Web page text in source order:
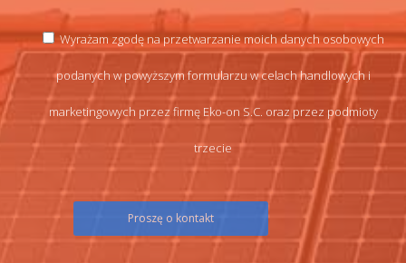
Wyrażam zgodę na przetwarzanie moich danych osobowych
podanych w powyższym formularzu w celach handlowych i
marketingowych przez firmę Eko-on S.C. oraz przez podmioty
trzecie